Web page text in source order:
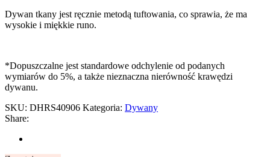
Dywan tkany jest ręcznie metodą tuftowania, co sprawia, że ma
wysokie i miękkie runo.
*Dopuszczalne jest standardowe odchylenie od podanych
wymiarów do 5%, a także nieznaczna nierówność krawędzi
dywanu.
SKU: DHRS40906 Kategoria: Dywany
Share: